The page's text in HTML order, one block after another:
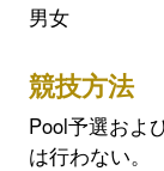
男女
競技方法
Pool予選およ
は行わない。